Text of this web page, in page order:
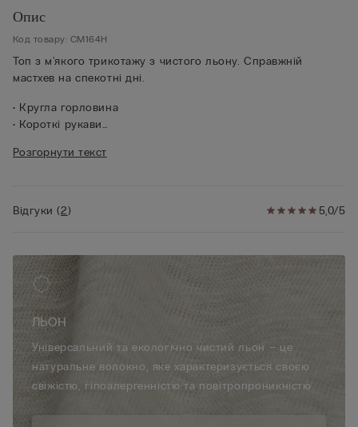
Опис
Код товару: CM164H
Топ з м'якого трикотажу з чистого льону. Справжній
мастхев на спекотні дні.
• Кругла горловина
• Короткі рукави
• Вільний силует
Розгорнути текст
5,0/5
Відгуки(2)
ЛЬОН
Універсальний та екологічно чистий льон – це
натуральне волокно, яке характеризується своєю
свіжістю, гіпоалергенністю та повітропроникністю.